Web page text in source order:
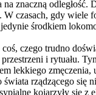
na znaczną
W czasach, gdy
środkiem
czego trudno
i rytuału.
lekkiego
świata rządzącego
kojarzyły się